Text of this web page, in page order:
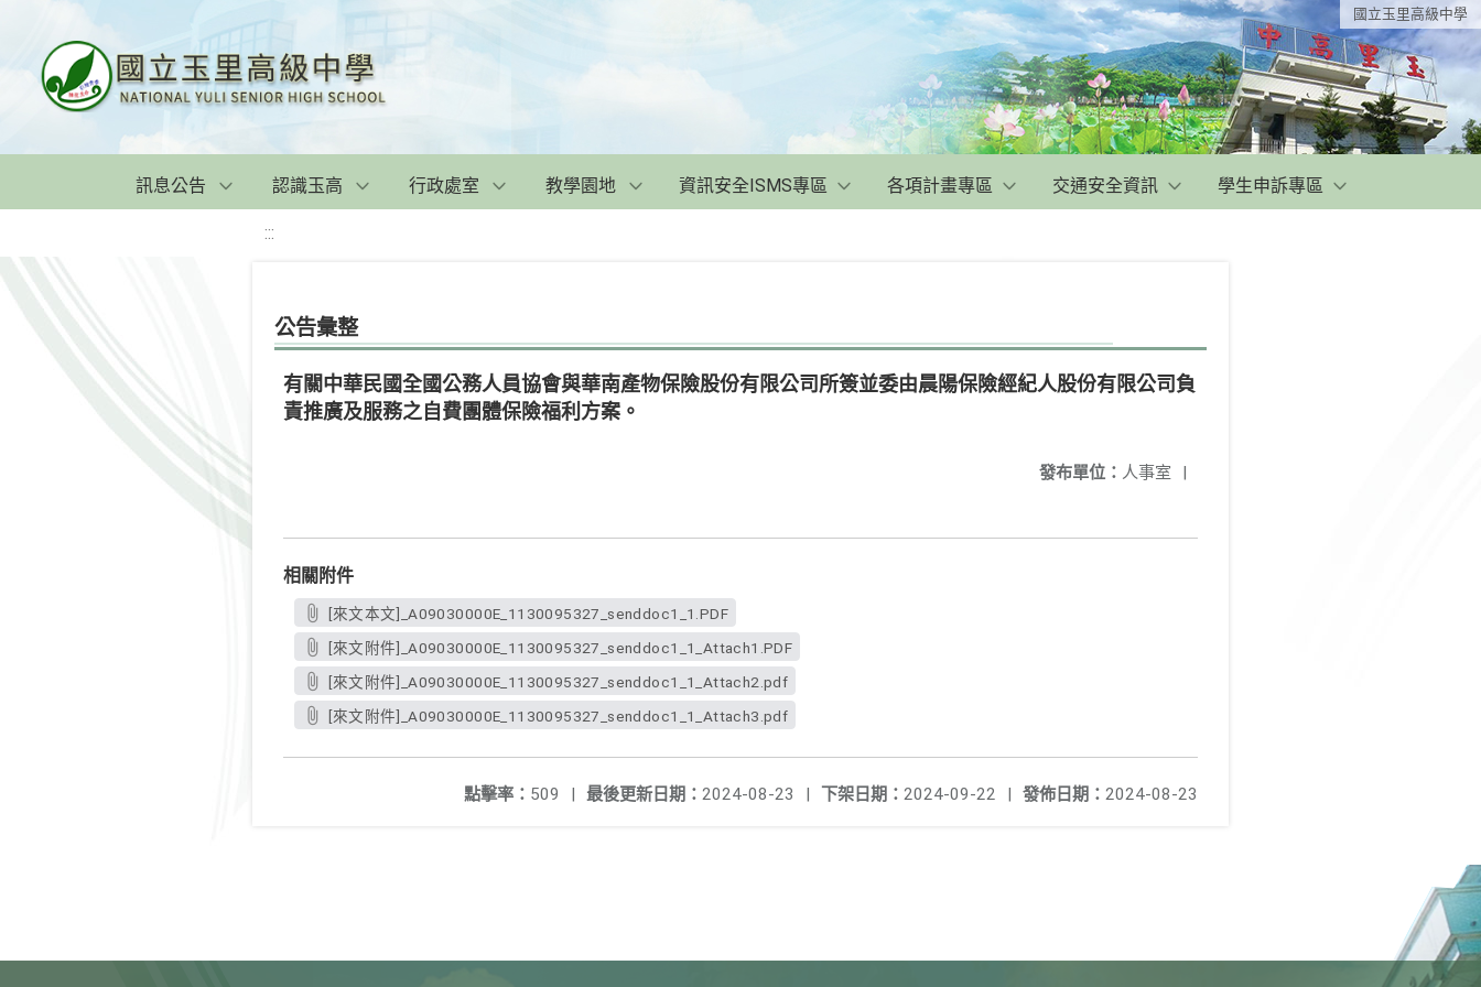
國立玉里高級中學
訊息公告 認識玉高 行政處室 教學園地 資訊安全ISMS專區 各項計畫專區 交通安全資訊 學生申訴專區
:::
公告彙整
有關中華民國全國公務人員協會與華南產物保險股份有限公司所簽並委由晨陽保險經紀人股份有限公司負
責推廣及服務之自費團體保險福利方案。
發布單位： 人事室 |
相關附件
[來文本文]_A09030000E_1130095327_senddoc1_1.PDF
[來文附件]_A09030000E_1130095327_senddoc1_1_Attach1.PDF
[來文附件]_A09030000E_1130095327_senddoc1_1_Attach2.pdf
[來文附件]_A09030000E_1130095327_senddoc1_1_Attach3.pdf
發佈日期： 2024-08-23
下架日期： 2024-09-22 |
最後更新日期： 2024-08-23 |
點擊率： 509 |